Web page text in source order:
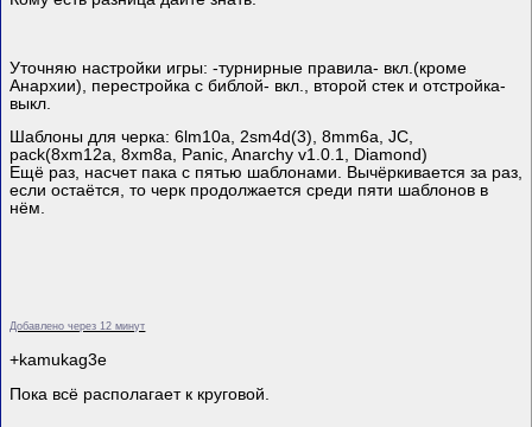
Уточняю настройки игры: -турнирные правила- вкл.(кроме
Анархии), перестройка с библой- вкл., второй стек и отстройка-
выкл.
Шаблоны для черка: 6lm10a, 2sm4d(3), 8mm6a, JC,
pack(8xm12a, 8xm8a, Panic, Anarchy v1.0.1, Diamond)
Ещё раз, насчет пака с пятью шаблонами. Вычёркивается за раз,
если остаётся, то черк продолжается среди пяти шаблонов в
нём.
Добавлено через 12 минут
+kamukag3e
Пока всё располагает к круговой.